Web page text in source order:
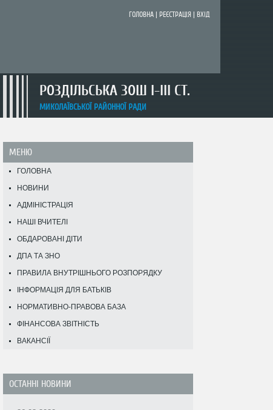
ГОЛОВНА РЕЄСТРАЦІЯ ВХІД
РОЗДІЛЬСЬКА ЗОШ I-III СТ.
МИКОЛАЇВСЬКОЇ РАЙОННОЇ РАДИ
МЕНЮ
ГОЛОВНА
НОВИНИ
АДМІНІСТРАЦІЯ
НАШІ ВЧИТЕЛІ
ОБДАРОВАНІ ДІТИ
ДПА ТА ЗНО
ПРАВИЛА ВНУТРІШНЬОГО РОЗПОРЯДКУ
ІНФОРМАЦІЯ ДЛЯ БАТЬКІВ
НОРМАТИВНО-ПРАВОВА БАЗА
ФІНАНСОВА ЗВІТНІСТЬ
ВАКАНСІЇ
ОСТАННІ НОВИНИ